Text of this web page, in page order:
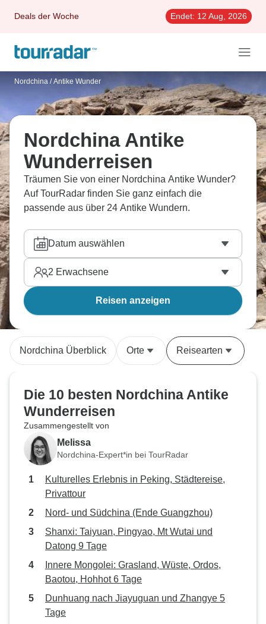
Deals der Woche Endet: 12 Aug, 2026
Nordchina / Antike Wunder
Nordchina Antike
Wunderreisen
Träumen Sie von einer Nordchina Antike Wunder?
Auf TourRadar finden Sie ganz einfach die
passende aus über 24 Antike Wundern.
Datum auswählen
2 Erwachsene
Reisen anzeigen
Nordchina Überblick Orte Reisearten
Die 10 besten Nordchina Antike
Wunderreisen
Zusammengestellt von
Melissa
Nordchina-Expert*in bei TourRadar
Kulturelles Erlebnis in Peking, Städtereise,
Privattour
Nord- und Südchina (Ende Guangzhou)
Shanxi: Taiyuan, Pingyao, Mt Wutai und
Datong 9 Tage
Innere Mongolei: Grasland, Wüste, Ordos,
Baotou, Hohhot 6 Tage
Dunhuang nach Jiayuguan und Zhangye 5
Tage